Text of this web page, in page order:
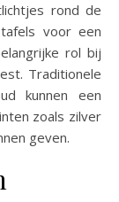
rond de
voor een
rol bij
Traditionele
kunnen een
zoals zilver
geven.